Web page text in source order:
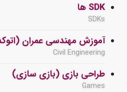
SDK ها
SDKs
آموزش مهندسی عمران
Civil Engineering
طراحی بازی (بازی سازی)
Games